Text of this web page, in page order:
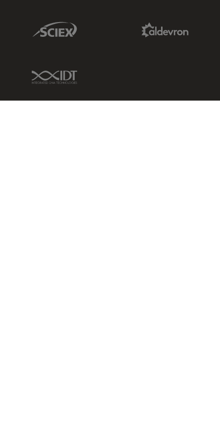
Sciex Link
IDT Link